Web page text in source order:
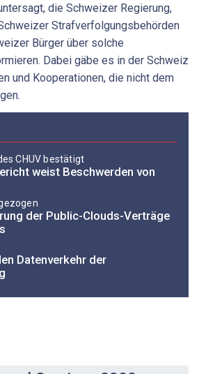
die Schweizer Regierung,
Strafverfolgungsbehörden
Bürger über solche
Dabei gäbe es in der Schweiz
und Kooperationen, die nicht dem
CHUV bestätigt
weist Beschwerden von
der Public-Clouds-Verträge
Datenverkehr der